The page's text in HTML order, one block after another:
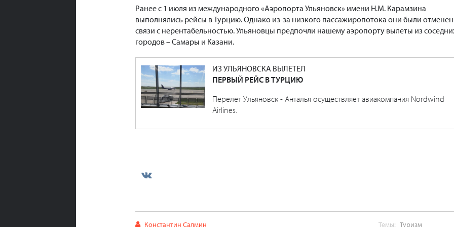
Ранее с 1 июля из международного «Аэропорта Ульяновск» имени Н.М. Карамзина
выполнялись рейсы в Турцию. Однако из-за низкого пассажиропотока они были
связи с нерентабельностью. Ульяновцы предпочли нашему аэропорту вылеты из
городов – Самары и Казани.
ИЗ УЛЬЯНОВСКА ВЫЛЕТЕЛ
ПЕРВЫЙ РЕЙС В ТУРЦИЮ
Перелет Ульяновск - Анталья осуществляет авиакомпания Nordwind
Airlines.
Константин Салмин Темы: Туризм